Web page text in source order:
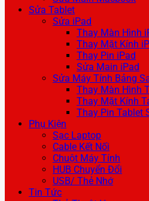
Sửa Tablet
Sửa iPad
Thay Màn Hình
Thay Mặt Kính
Thay Pin iPad
Sửa Main iPad
Sửa Máy Tính Bảng
Thay Màn Hình
Thay Mặt Kính
Thay Pin Tablet
Phụ Kiện
Sạc Laptop
Cable Kết Nối
Chuột Máy Tính
HUB Chuyển Đổi
USB/ Thẻ Nhớ
Tin Tức